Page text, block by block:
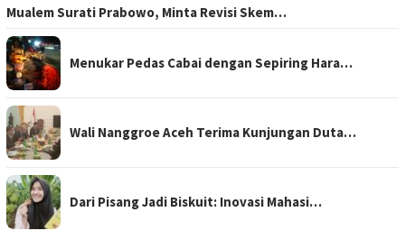
Mualem Surati Prabowo, Minta Revisi Skem…
Menukar Pedas Cabai dengan Sepiring Hara…
Wali Nanggroe Aceh Terima Kunjungan Duta…
Dari Pisang Jadi Biskuit: Inovasi Mahasi…